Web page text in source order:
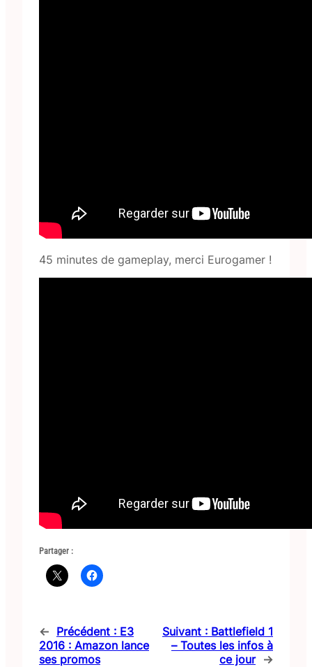
45 minutes de gameplay, merci Eurogamer !
Partager :
← Précédent : E3
2016 : Amazon lance
ses promos
Suivant : Battlefield 1
– Toutes les infos à
ce jour →